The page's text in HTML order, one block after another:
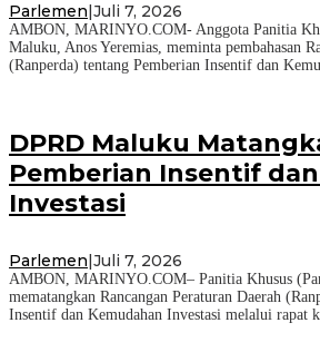
Parlemen Juli 7, 2026
AMBON, MARINYO.COM- Anggota Panitia
Maluku, Anos Yeremias, meminta pembahasan
(Ranperda) tentang Pemberian Insentif dan
DPRD Maluku
Pemberian Insentif
Investasi
Parlemen|Juli 7, 2026
AMBON, MARINYO.COM– Panitia Khusus
mematangkan Rancangan Peraturan Daerah
Insentif dan Kemudahan Investasi melalui rapat